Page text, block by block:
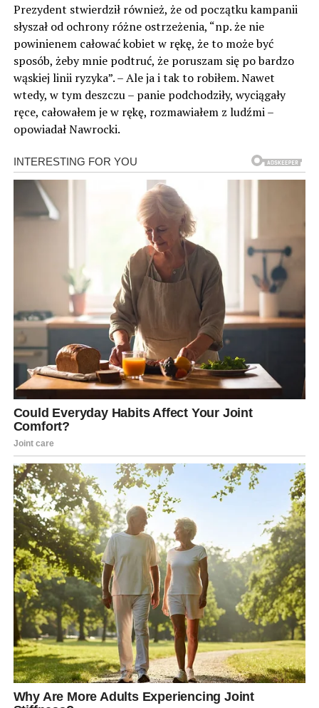
Prezydent stwierdził również, że od początku kampanii
słyszał od ochrony różne ostrzeżenia, “np. że nie
powinienem całować kobiet w rękę, że to może być
sposób, żeby mnie podtruć, że poruszam się po bardzo
wąskiej linii ryzyka”. – Ale ja i tak to robiłem. Nawet
wtedy, w tym deszczu – panie podchodziły, wyciągały
ręce, całowałem je w rękę, rozmawiałem z ludźmi –
opowiadał Nawrocki.